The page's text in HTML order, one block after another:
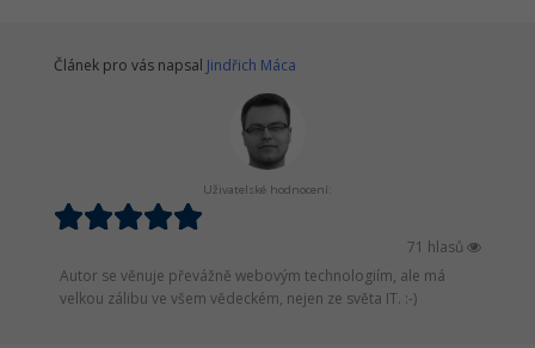
Článek pro vás napsal Jindřich Máca
Uživatelské hodnocení:
71 hlasů
Autor se věnuje převážně webovým technologiím, ale má
velkou zálibu ve všem vědeckém, nejen ze světa IT. :-)